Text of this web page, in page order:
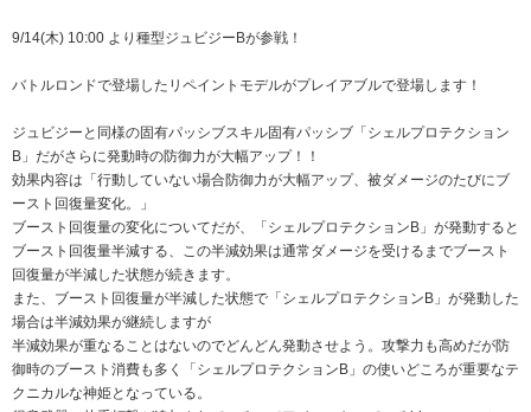
9/14(木) 10:00 より種型ジュビジーBが参戦！
バトルロンドで登場したリペイントモデルがプレイアブルで登場します！
ジュビジーと同様の固有パッシブスキル固有パッシブ「シェルプロテクション
B」だがさらに発動時の防御力が大幅アップ！！
効果内容は「行動していない場合防御力が大幅アップ、被ダメージのたびにブ
ースト回復量変化。」
ブースト回復量の変化についてだが、「シェルプロテクションB」が発動すると
ブースト回復量半減する、この半減効果は通常ダメージを受けるまでブースト
回復量が半減した状態が続きます。
また、ブースト回復量が半減した状態で「シェルプロテクションB」が発動した
場合は半減効果が継続しますが
半減効果が重なることはないのでどんどん発動させよう。攻撃力も高めだが防
御時のブースト消費も多く「シェルプロテクションB」の使いどころが重要なテ
クニカルな神姫となっている。